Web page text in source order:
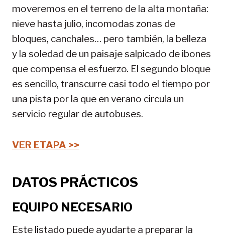
moveremos en el terreno de la alta montaña:
nieve hasta julio, incomodas zonas de
bloques, canchales… pero también, la belleza
y la soledad de un paisaje salpicado de ibones
que compensa el esfuerzo. El segundo bloque
es sencillo, transcurre casi todo el tiempo por
una pista por la que en verano circula un
servicio regular de autobuses.
VER ETAPA >>
DATOS PRÁCTICOS
EQUIPO NECESARIO
Este listado puede ayudarte a preparar la